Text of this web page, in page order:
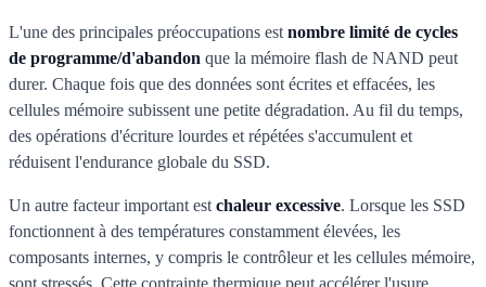
L'une des principales préoccupations est nombre limité de cycles
de programme/d'abandon que la mémoire flash de NAND peut
durer. Chaque fois que des données sont écrites et effacées, les
cellules mémoire subissent une petite dégradation. Au fil du temps,
des opérations d'écriture lourdes et répétées s'accumulent et
réduisent l'endurance globale du SSD.
Un autre facteur important est chaleur excessive. Lorsque les SSD
fonctionnent à des températures constamment élevées, les
composants internes, y compris le contrôleur et les cellules mémoire,